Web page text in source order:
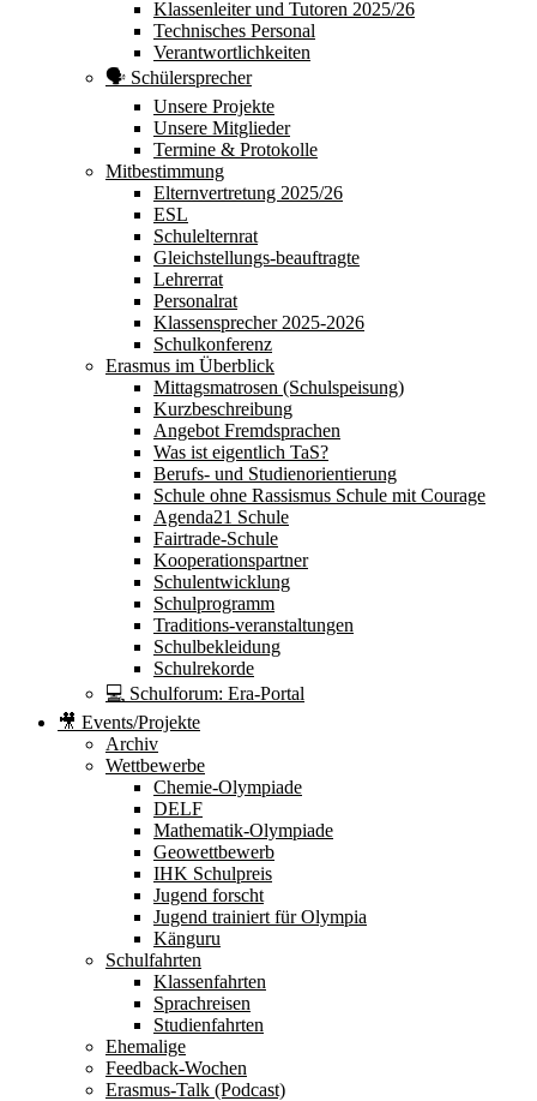
Klassenleiter und Tutoren 2025/26
Technisches Personal
Verantwortlichkeiten
🗣 Schülersprecher
Unsere Projekte
Unsere Mitglieder
Termine & Protokolle
Mitbestimmung
Elternvertretung 2025/26
ESL
Schulelternrat
Gleichstellungs-beauftragte
Lehrerrat
Personalrat
Klassensprecher 2025-2026
Schulkonferenz
Erasmus im Überblick
Mittagsmatrosen (Schulspeisung)
Kurzbeschreibung
Angebot Fremdsprachen
Was ist eigentlich TaS?
Berufs- und Studienorientierung
Schule ohne Rassismus Schule mit Courage
Agenda21 Schule
Fairtrade-Schule
Kooperationspartner
Schulentwicklung
Schulprogramm
Traditions-veranstaltungen
Schulbekleidung
Schulrekorde
💻 Schulforum: Era-Portal
🎥 Events/Projekte
Archiv
Wettbewerbe
Chemie-Olympiade
DELF
Mathematik-Olympiade
Geowettbewerb
IHK Schulpreis
Jugend forscht
Jugend trainiert für Olympia
Känguru
Schulfahrten
Klassenfahrten
Sprachreisen
Studienfahrten
Ehemalige
Feedback-Wochen
Erasmus-Talk (Podcast)